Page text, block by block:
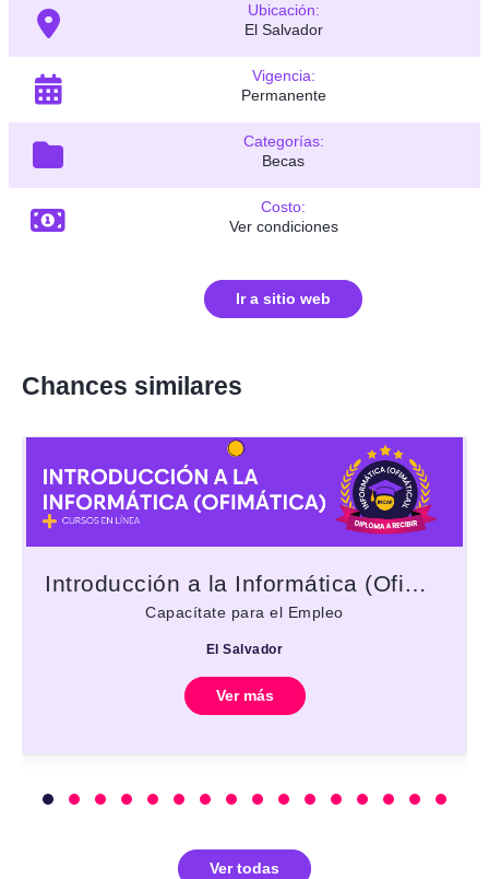
Ubicación:
El Salvador
Vigencia:
Permanente
Categorías:
Becas
Costo:
Ver condiciones
Ir a sitio web
Chances similares
Introducción a la Informática (Ofimática)
Capacítate para el Empleo
El Salvador
Ver más
Ver todas